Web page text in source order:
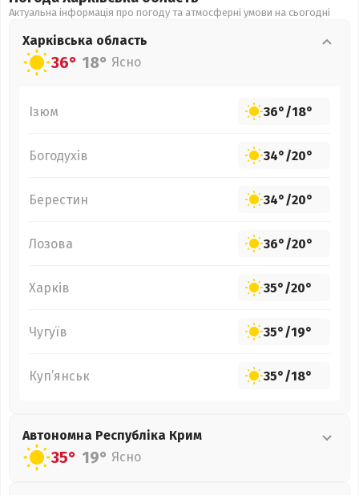
Актуальна інформація про погоду та атмосферні умови на сьогодні
Харківська область
36° 18° Ясно
Ізюм 36°/18°
Богодухів 34°/20°
Берестин 34°/20°
Лозова 36°/20°
Харків 35°/20°
Чугуїв 35°/19°
Куп’янськ 35°/18°
Автономна Республіка Крим
35° 19° Ясно